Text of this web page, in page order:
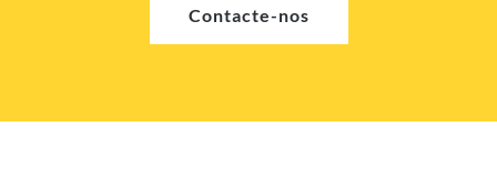
Contacte-nos